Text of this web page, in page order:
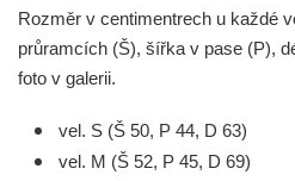
Rozměr v centimentrech u každé
průramcích (Š), šířka v pase (P),
foto v galerii.
vel. S (Š 50, P 44, D 63)
vel. M (Š 52, P 45, D 69)